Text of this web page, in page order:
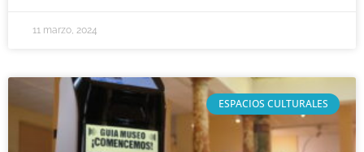
11 marzo, 2024
ESPACIOS CULTURALES